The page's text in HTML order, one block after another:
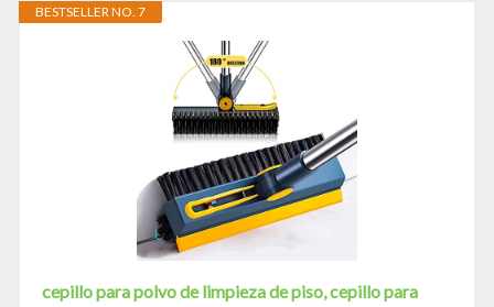
BESTSELLER NO. 7
cepillo para polvo de limpieza de piso, cepillo para